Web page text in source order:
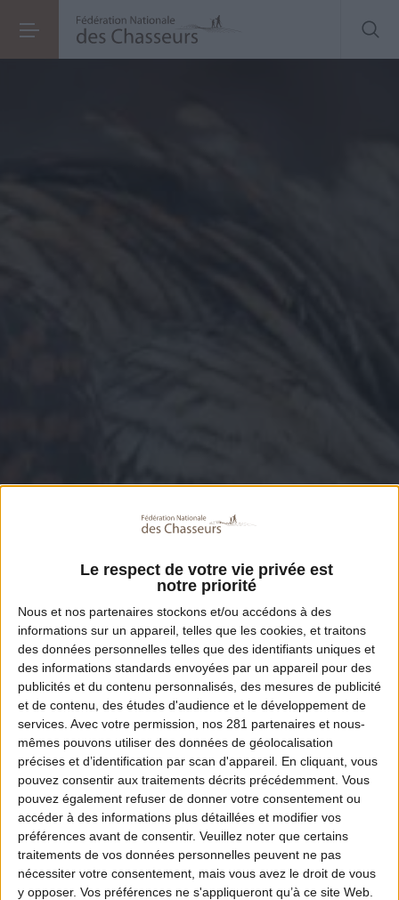
Le respect de votre vie privée est
notre priorité
Nous et nos partenaires stockons et/ou accédons à des
informations sur un appareil, telles que les cookies, et traitons
des données personnelles telles que des identifiants uniques et
des informations standards envoyées par un appareil pour des
publicités et du contenu personnalisés, des mesures de publicité
et de contenu, des études d'audience et le développement de
services. Avec votre permission, nos 281 partenaires et nous-
mêmes pouvons utiliser des données de géolocalisation
précises et d’identification par scan d'appareil. En cliquant, vous
pouvez consentir aux traitements décrits précédemment. Vous
pouvez également refuser de donner votre consentement ou
accéder à des informations plus détaillées et modifier vos
préférences avant de consentir. Veuillez noter que certains
traitements de vos données personnelles peuvent ne pas
nécessiter votre consentement, mais vous avez le droit de vous
y opposer. Vos préférences ne s'appliqueront qu’à ce site Web.